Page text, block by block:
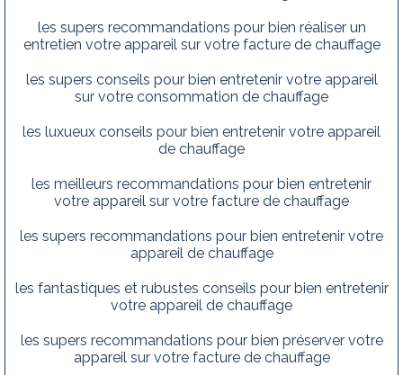
les supers recommandations pour bien réaliser un
entretien votre appareil sur votre facture de chauffage
les supers conseils pour bien entretenir votre appareil
sur votre consommation de chauffage
les luxueux conseils pour bien entretenir votre appareil
de chauffage
les meilleurs recommandations pour bien entretenir
votre appareil sur votre facture de chauffage
les supers recommandations pour bien entretenir votre
appareil de chauffage
les fantastiques et rubustes conseils pour bien entretenir
votre appareil de chauffage
les supers recommandations pour bien préserver votre
appareil sur votre facture de chauffage